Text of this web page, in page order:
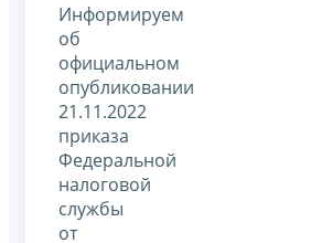
Информируем
об
официальном
опубликовании
21.11.2022
приказа
Федеральной
налоговой
службы
от